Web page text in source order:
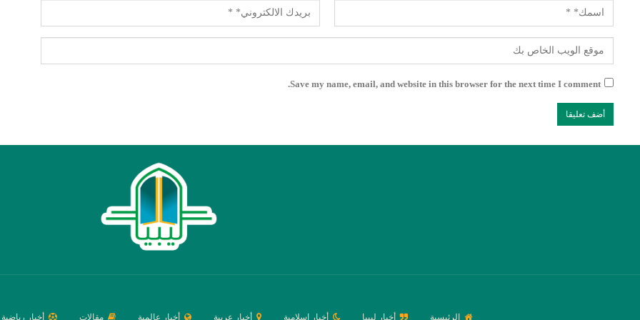
Save my name, email, and website in this browser for the next time I comment.
الرئيسية أخبار ليبيا أخبار إسلامية أخبار عربية أخبار عالمية مقالات أخبار رياضية